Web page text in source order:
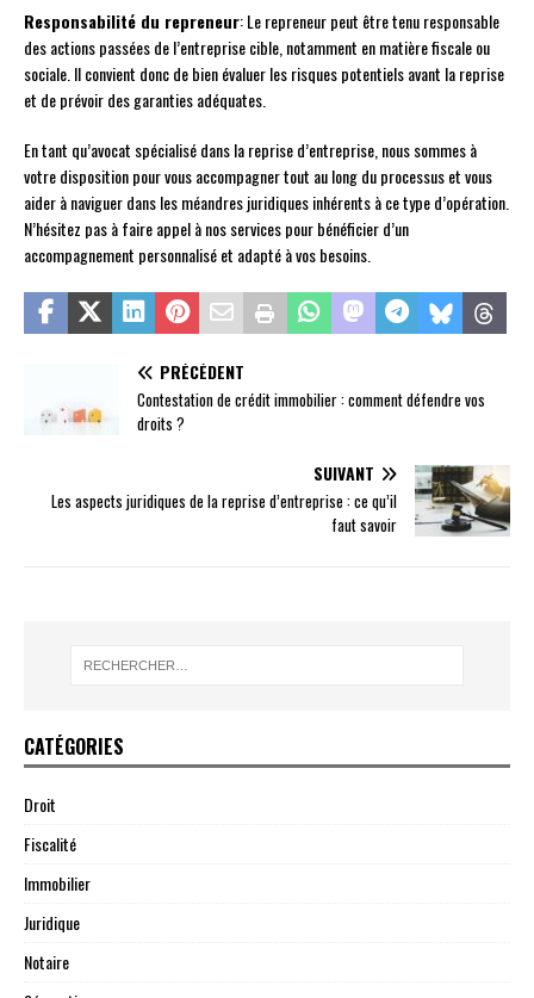
Responsabilité du repreneur: Le repreneur peut être tenu responsable
des actions passées de l’entreprise cible, notamment en matière fiscale ou
sociale. Il convient donc de bien évaluer les risques potentiels avant la reprise
et de prévoir des garanties adéquates.
En tant qu’avocat spécialisé dans la reprise d’entreprise, nous sommes à
votre disposition pour vous accompagner tout au long du processus et vous
aider à naviguer dans les méandres juridiques inhérents à ce type d’opération.
N’hésitez pas à faire appel à nos services pour bénéficier d’un
accompagnement personnalisé et adapté à vos besoins.
PRÉCÉDENT
Contestation de crédit immobilier : comment défendre vos
droits ?
SUIVANT
Les aspects juridiques de la reprise d’entreprise : ce qu’il
faut savoir
CATÉGORIES
Droit
Fiscalité
Immobilier
Juridique
Notaire